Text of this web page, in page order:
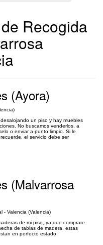
Recogida
(Ayora)
un piso y hay muebles
No buscamos venderlos, a
o enviar a punto limpio. Si le
el servicio debe ser
(Malvarrosa
- Valencia (Valencia)
de mi piso, ya que comprare
de tablas de madera, estas
en perfecto estado